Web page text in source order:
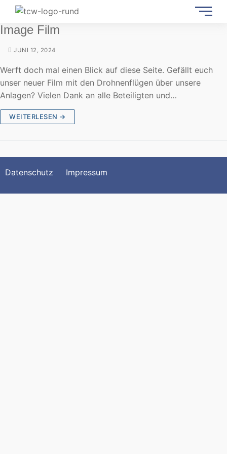
Image Film
JUNI 12, 2024
Werft doch mal einen Blick auf diese Seite. Gefällt euch
unser neuer Film mit den Drohnenflügen über unsere
Anlagen? Vielen Dank an alle Beteiligten und…
WEITERLESEN →
Datenschutz Impressum